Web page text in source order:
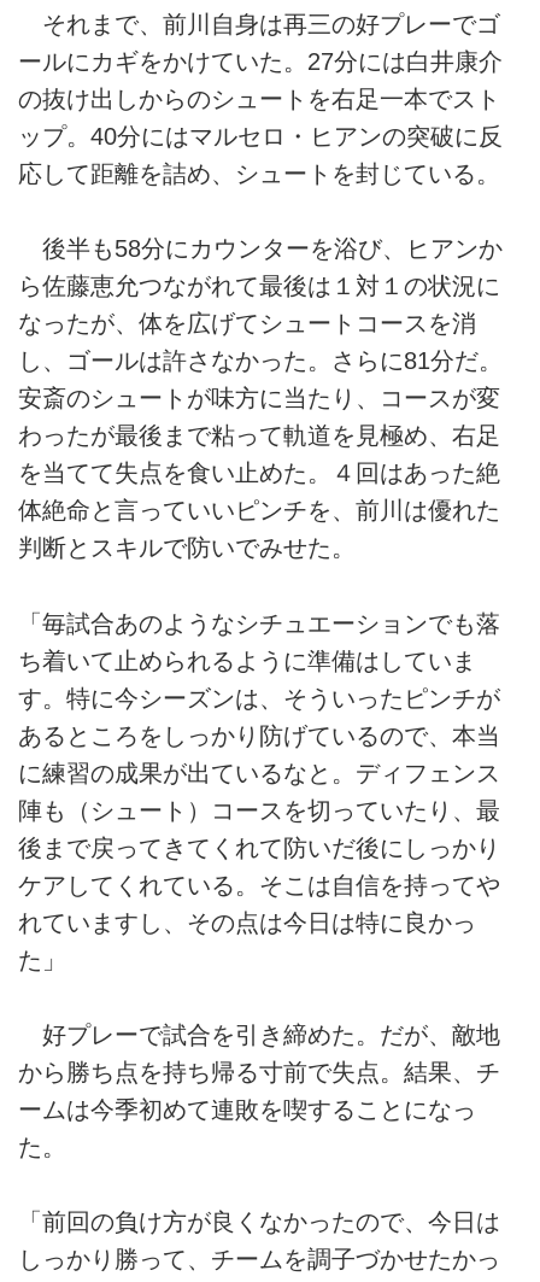
それまで、前川自身は再三の好プレーでゴ
ールにカギをかけていた。27分には白井康介
の抜け出しからのシュートを右足一本でスト
ップ。40分にはマルセロ・ヒアンの突破に反
応して距離を詰め、シュートを封じている。
後半も58分にカウンターを浴び、ヒアンか
ら佐藤恵允つながれて最後は１対１の状況に
なったが、体を広げてシュートコースを消
し、ゴールは許さなかった。さらに81分だ。
安斎のシュートが味方に当たり、コースが変
わったが最後まで粘って軌道を見極め、右足
を当てて失点を食い止めた。４回はあった絶
体絶命と言っていいピンチを、前川は優れた
判断とスキルで防いでみせた。
「毎試合あのようなシチュエーションでも落
ち着いて止められるように準備はしていま
す。特に今シーズンは、そういったピンチが
あるところをしっかり防げているので、本当
に練習の成果が出ているなと。ディフェンス
陣も（シュート）コースを切っていたり、最
後まで戻ってきてくれて防いだ後にしっかり
ケアしてくれている。そこは自信を持ってや
れていますし、その点は今日は特に良かっ
た」
好プレーで試合を引き締めた。だが、敵地
から勝ち点を持ち帰る寸前で失点。結果、チ
ームは今季初めて連敗を喫することになっ
た。
「前回の負け方が良くなかったので、今日は
しっかり勝って、チームを調子づかせたかっ